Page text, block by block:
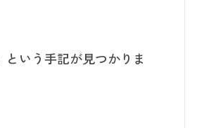
いう手記が見つかりま